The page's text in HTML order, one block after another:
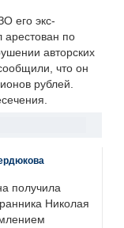
его экс-
по
авторских
что он
рублей.
получила
Николая